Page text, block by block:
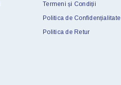
Termeni și Condiții
Politica de Confidențialitate
Politica de Retur